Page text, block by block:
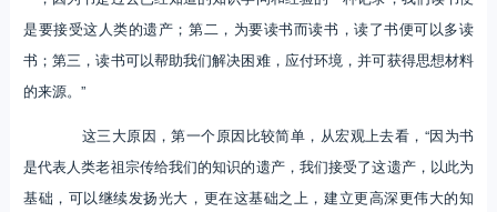
是要接受这人类的遗产；第二，为要读书而读书，读了书便可以多读
书；第三，读书可以帮助我们解决困难，应付环境，并可获得思想材料
的来源。”
这三大原因，第一个原因比较简单，从宏观上去看，“因为书
是代表人类老祖宗传给我们的知识的遗产，我们接受了这遗产，以此为
基础，可以继续发扬光大，更在这基础之上，建立更高深更伟大的知